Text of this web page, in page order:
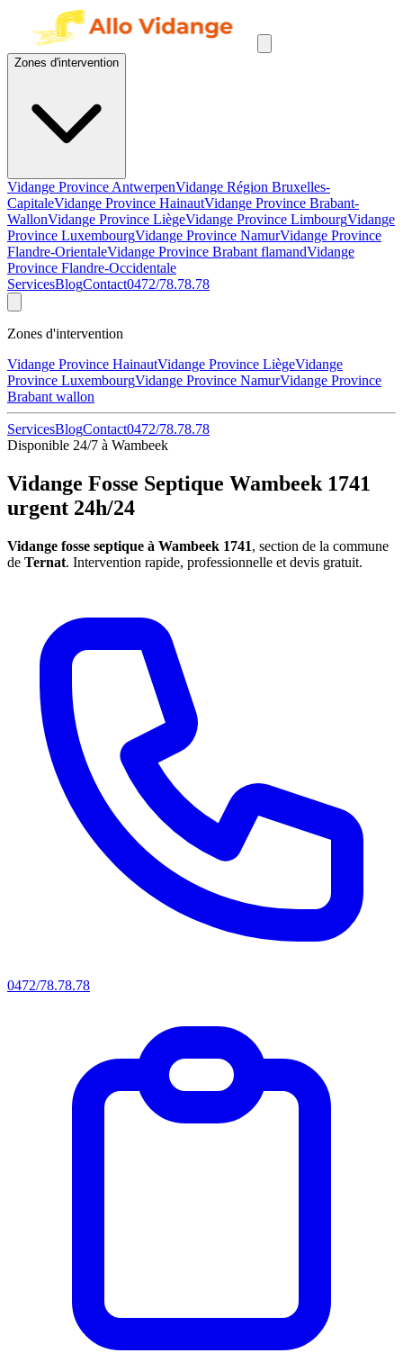
Zones d'intervention
Vidange Province AntwerpenVidange Région Bruxelles-
CapitaleVidange Province HainautVidange Province Brabant-
WallonVidange Province LiègeVidange Province LimbourgVidange
Province LuxembourgVidange Province NamurVidange Province
Flandre-OrientaleVidange Province Brabant flamandVidange
Province Flandre-Occidentale
ServicesBlogContact0472/78.78.78
Zones d'intervention
Vidange Province HainautVidange Province LiègeVidange
Province LuxembourgVidange Province NamurVidange Province
Brabant wallon
ServicesBlogContact0472/78.78.78
Disponible 24/7 à Wambeek
Vidange Fosse Septique Wambeek 1741
urgent 24h/24
Vidange fosse septique à Wambeek 1741, section de la commune
de Ternat. Intervention rapide, professionnelle et devis gratuit.
0472/78.78.78